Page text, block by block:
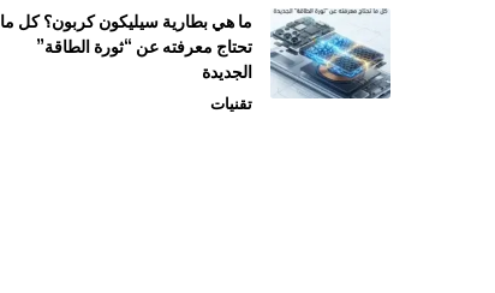
ما هي بطارية سيليكون كربون؟ كل ما
تحتاج معرفته عن “ثورة الطاقة”
الجديدة
تقنيات